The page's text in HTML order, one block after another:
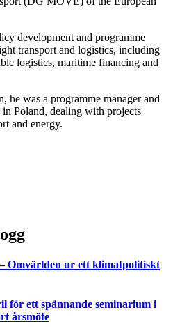
development and programme
transport and logistics, including
logistics, maritime financing and
he was a programme manager and
Poland, dealing with projects
and energy.
Omvärlden ur ett klimatpolitiskt
för ett spännande seminarium i
årsmöte